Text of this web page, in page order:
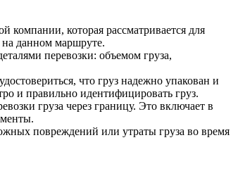
которая рассматривается для
на данном маршруте.
перевозки: объемом груза,
что груз надежно упакован и
и правильно идентифицировать груз.
груза через границу. Это включает в
повреждений или утраты груза во время